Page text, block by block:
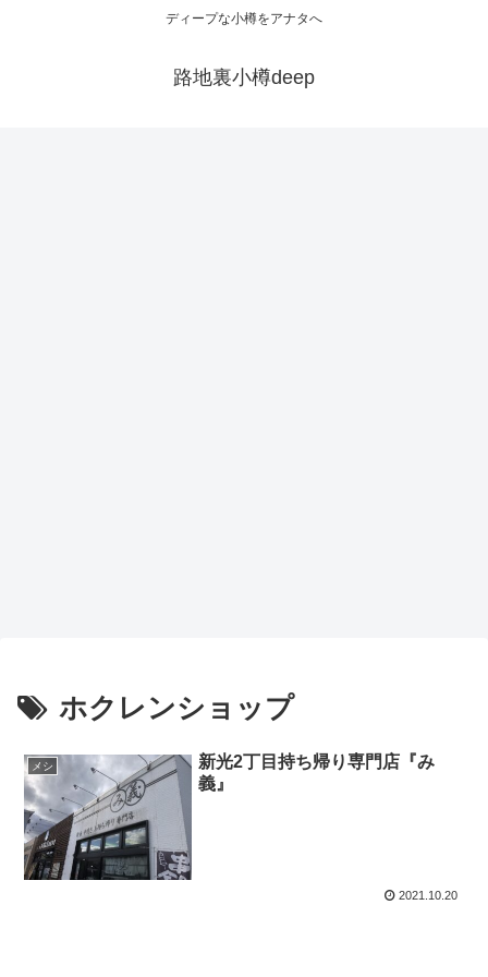
ディープな小樽をアナタへ
路地裏小樽deep
ホクレンショップ
メシ
新光2丁目持ち帰り専門店『み
義』
2021.10.20